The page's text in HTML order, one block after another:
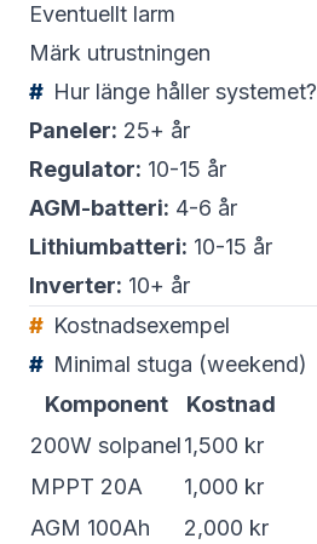
Eventuellt larm
Märk utrustningen
Hur länge håller systemet?
Paneler: 25+ år
Regulator: 10-15 år
AGM-batteri: 4-6 år
Lithiumbatteri: 10-15 år
Inverter: 10+ år
Kostnadsexempel
Minimal stuga (weekend)
Komponent
Kostnad
200W solpanel1,500 kr
MPPT 20A
1,000 kr
AGM 100Ah
2,000 kr